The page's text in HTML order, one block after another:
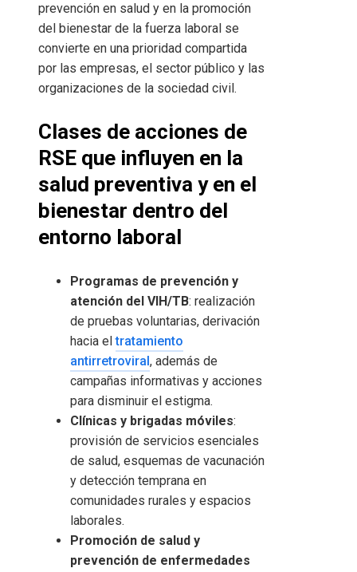
prevención en salud y en la promoción
del bienestar de la fuerza laboral se
convierte en una prioridad compartida
por las empresas, el sector público y las
organizaciones de la sociedad civil.
Clases de acciones de
RSE que influyen en la
salud preventiva y en el
bienestar dentro del
entorno laboral
Programas de prevención y
atención del VIH/TB: realización
de pruebas voluntarias, derivación
hacia eltratamiento
antirretroviral , además de
campañas informativas y acciones
para disminuir el estigma.
Clínicas y brigadas móviles:
provisión de servicios esenciales
de salud, esquemas de vacunación
y detección temprana en
comunidades rurales y espacios
laborales.
Promoción de salud y
prevención de enfermedades